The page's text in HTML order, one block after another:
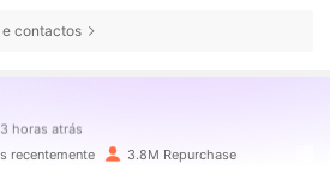
e contactos
recentemente 3.8M Repurchase